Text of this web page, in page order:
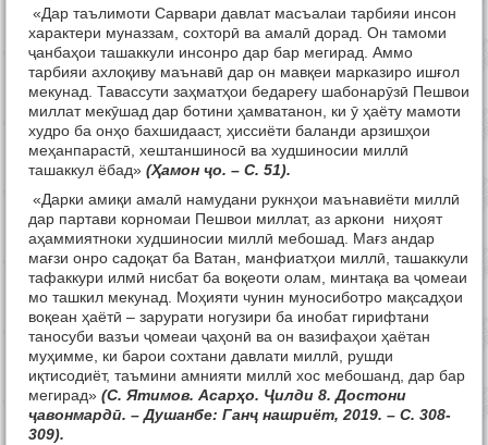
«Дар таълимоти Сарвари давлат масъалаи тарбияи инсон
характери муназзам, сохторӣ ва амалӣ дорад. Он тамоми
ҷанбаҳои ташаккули инсонро дар бар мегирад. Аммо
тарбияи ахлоқиву маънавӣ дар он мавқеи марказиро ишғол
мекунад. Тавассути заҳматҳои бедареғу шабонарӯзӣ Пешвои
миллат мекӯшад дар ботини ҳамватанон, ки ӯ ҳаёту мамоти
худро ба онҳо бахшидааст, ҳиссиёти баланди арзишҳои
меҳанпарастӣ, хештаншиносӣ ва худшиносии миллӣ
ташаккул ёбад» (Ҳамон ҷо. – С. 51).
«Дарки амиқи амалӣ намудани рукнҳои маънавиёти миллӣ
дар партави корномаи Пешвои миллат, аз аркони ниҳоят
аҳаммиятноки худшиносии миллӣ мебошад. Мағз андар
мағзи онро садоқат ба Ватан, манфиатҳои миллӣ, ташаккули
тафаккури илмӣ нисбат ба воқеоти олам, минтақа ва ҷомеаи
мо ташкил мекунад. Моҳияти чунин муносиботро мақсадҳои
воқеан ҳаётӣ – зарурати ногузири ба инобат гирифтани
таносуби вазъи ҷомеаи ҷаҳонӣ ва он вазифаҳои ҳаётан
муҳимме, ки барои сохтани давлати миллӣ, рушди
иқтисодиёт, таъмини амнияти миллӣ хос мебошанд, дар бар
мегирад» (С. Ятимов. Асарҳо. Ҷилди 8. Достони
ҷавонмардӣ. – Душанбе: Ганҷ нашриёт, 2019. – С. 308-
309).